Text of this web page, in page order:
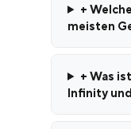
+
meisten
+ Was
Infinity